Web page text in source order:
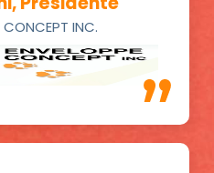
CONCEPT INC.